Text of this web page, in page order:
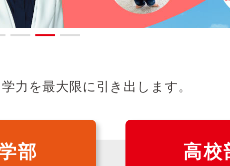
学力を最大限に引き出します。
部 高校